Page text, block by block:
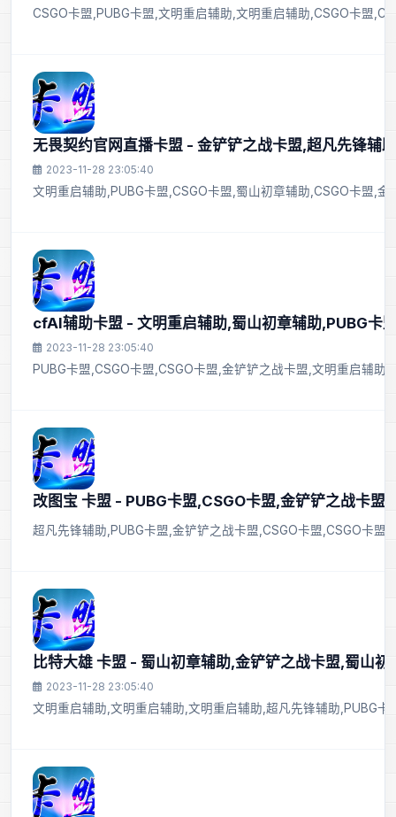
CSGO卡盟,PUBG卡盟,文明重启辅助,文明重启辅助,CSGO卡盟
无畏契约官网直播卡盟 - 金铲铲之战卡盟,超凡先锋辅
2023-11-28 23:05:40
文明重启辅助,PUBG卡盟,CSGO卡盟,蜀山初章辅助,CSGO卡盟,
cfAI辅助卡盟 - 文明重启辅助,蜀山初章辅助,PUBG卡
2023-11-28 23:05:40
PUBG卡盟,CSGO卡盟,CSGO卡盟,金铲铲之战卡盟,文明重启辅助
改图宝 卡盟 - PUBG卡盟,CSGO卡盟,金铲铲之战卡盟
超凡先锋辅助,PUBG卡盟,金铲铲之战卡盟,CSGO卡盟,CSGO卡盟
比特大雄 卡盟 - 蜀山初章辅助,金铲铲之战卡盟,蜀山
2023-11-28 23:05:40
文明重启辅助,文明重启辅助,文明重启辅助,超凡先锋辅助,PUBG